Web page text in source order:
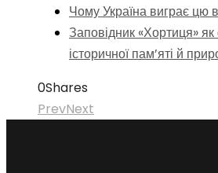
Чому Україна виграє цю
Заповідник «Хортиця»
історичної пам’яті й
0Shares
PrevNext